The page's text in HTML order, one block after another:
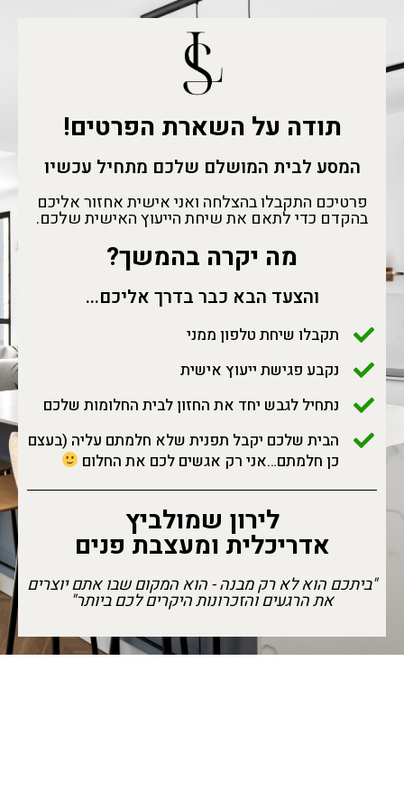
תודה על השארת הפרטים!
המסע לבית המושלם שלכם מתחיל עכשיו
פרטיכם התקבלו בהצלחה ואני אישית אחזור אליכם
בהקדם כדי לתאם את שיחת הייעוץ האישית שלכם.
מה יקרה בהמשך?
והצעד הבא כבר בדרך אליכם...
תקבלו שיחת טלפון ממני
נקבע פגישת ייעוץ אישית
נתחיל לגבש יחד את החזון לבית החלומות שלכם
הבית שלכם יקבל תפנית שלא חלמתם עליה (בעצם
כן חלמתם…אני רק אגשים לכם את החלום
לירון שמולביץ
אדריכלית ומעצבת פנים
"ביתכם הוא לא רק מבנה - הוא המקום שבו אתם יוצרים
את הרגעים והזכרונות היקרים לכם ביותר"